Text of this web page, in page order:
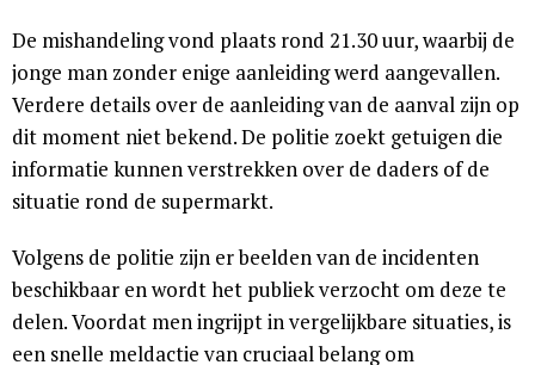
De mishandeling vond plaats rond 21.30 uur, waarbij de
jonge man zonder enige aanleiding werd aangevallen.
Verdere details over de aanleiding van de aanval zijn op
dit moment niet bekend. De politie zoekt getuigen die
informatie kunnen verstrekken over de daders of de
situatie rond de supermarkt.
Volgens de politie zijn er beelden van de incidenten
beschikbaar en wordt het publiek verzocht om deze te
delen. Voordat men ingrijpt in vergelijkbare situaties, is
een snelle meldactie van cruciaal belang om